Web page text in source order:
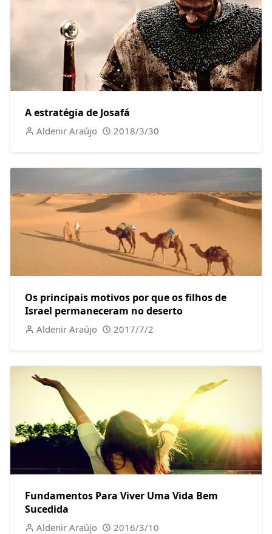
A estratégia de Josafá
Aldenir Araújo 2018/3/30
Os principais motivos por que os filhos de
Israel permaneceram no deserto
Aldenir Araújo 2017/7/2
Fundamentos Para Viver Uma Vida Bem
Sucedida
Aldenir Araújo 2016/3/10